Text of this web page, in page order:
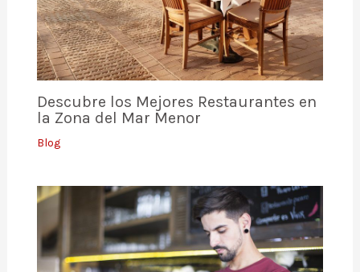
Descubre los Mejores Restaurantes en
la Zona del Mar Menor
Blog